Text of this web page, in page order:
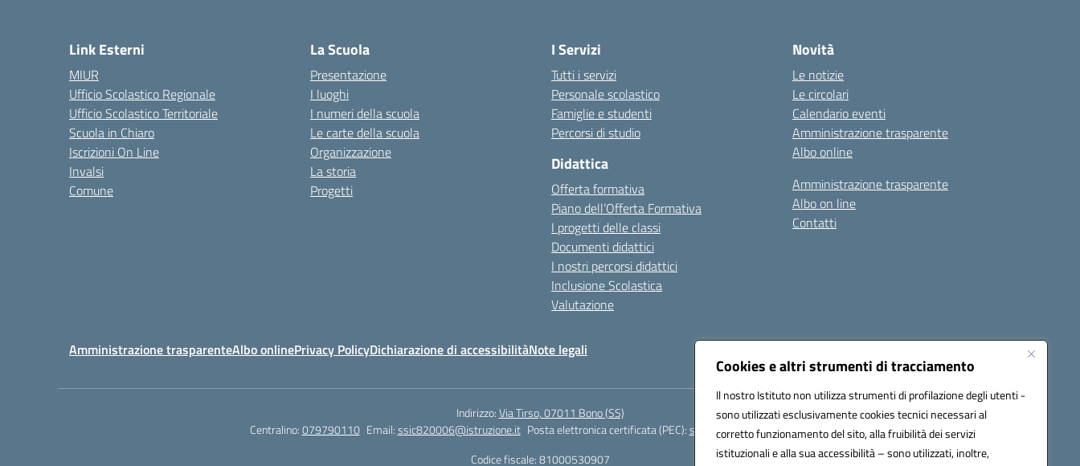
Cookies e altri strumenti di tracciamento
Il nostro Istituto non utilizza strumenti di profilazione degli utenti -
sono utilizzati esclusivamente cookies tecnici necessari al
corretto funzionamento del sito, alla fruibilità dei servizi
istituzionali e alla sua accessibilità – sono utilizzati, inoltre,
Link Esterni
MIUR
Ufficio Scolastico Regionale
Ufficio Scolastico Territoriale
Scuola in Chiaro
Iscrizioni On Line
Invalsi
Comune
La Scuola
Presentazione
I luoghi
I numeri della scuola
Le carte della scuola
Organizzazione
La storia
Progetti
I Servizi
Tutti i servizi
Personale scolastico
Famiglie e studenti
Percorsi di studio
Didattica
Offerta formativa
Piano dell’Offerta Formativa
I progetti delle classi
Documenti didattici
I nostri percorsi didattici
Inclusione Scolastica
Valutazione
Novità
Le notizie
Le circolari
Calendario eventi
Amministrazione trasparente
Albo online
Amministrazione trasparente
Albo on line
Contatti
Amministrazione trasparenteAlbo onlinePrivacy PolicyDichiarazione di accessibilitàNote legali
Indirizzo:Via Tirso, 07011 Bono (SS)
Centralino:079790110 Email:ssic820006@istruzione.it Posta elettronica certificata (PEC):ssic820006@pec.istruzione.it
Codice fiscale: 81000530907